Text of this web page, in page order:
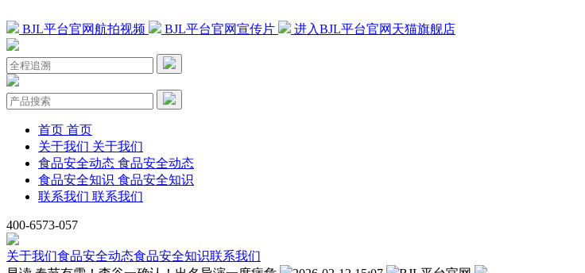
BJL平台官网航拍视频 BJL平台官网宣传片 进入BJL平台官网天猫旗舰店
首页 首页
关于我们 关于我们
食品安全动态 食品安全动态
食品安全知识 食品安全知识
联系我们 联系我们
400-6573-057
关于我们食品安全动态食品安全知识联系我们